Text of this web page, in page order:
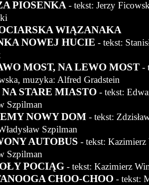
PIOSENKA - tekst: Jerzy
WIĄZANAKA
NOWEJ HUCIE - tekst:
MOST, NA LEWO MOST -
muzyka: Alfred Gradstein
STARE MIASTO - tekst:
Szpilman
NOWY DOM - tekst:
Szpilman
AUTOBUS - tekst:
Szpilman
POCIĄG - tekst: Kazimierz
CHOO-CHOO - tekst: